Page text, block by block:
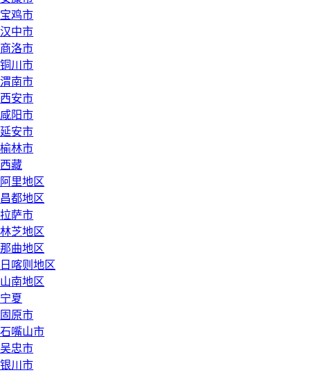
宝鸡市
汉中市
商洛市
铜川市
渭南市
西安市
咸阳市
延安市
榆林市
西藏
阿里地区
昌都地区
拉萨市
林芝地区
那曲地区
日喀则地区
山南地区
宁夏
固原市
石嘴山市
吴忠市
银川市